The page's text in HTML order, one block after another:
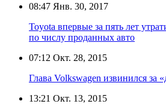
08:47 Янв. 30, 2017
Toyota впервые за пять лет
по числу проданных авто
07:12 Окт. 28, 2015
Глава Volkswagen извинился за
13:21 Окт. 13, 2015